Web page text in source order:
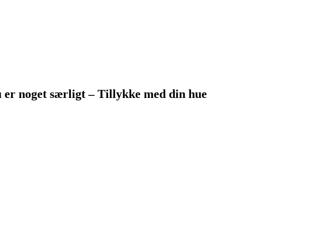
noget særligt – Tillykke med din hue